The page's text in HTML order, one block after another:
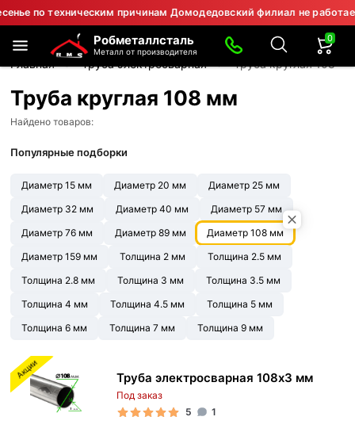
техническим причинам Домодедовский филиал не работает.
Робметаллсталь
Металл от производителя
0
Главная Труба электросварная Труба круглая 108 мм
Труба круглая 108 мм
Найдено товаров:
Популярные подборки
Диаметр 15 мм Диаметр 20 мм
Диаметр 25 мм
Диаметр 32 мм
Диаметр 40 мм
Диаметр 57 мм
Диаметр 76 мм
Диаметр 89 мм
Диаметр 108 мм
Диаметр 159 мм
Толщина 2 мм
Толщина 2.5 мм
Толщина 2.8 мм
Толщина 3 мм
Толщина 3.5 мм
Толщина 4 мм
Толщина 4.5 мм
Толщина 5 мм
Толщина 6 мм
Толщина 7 мм Толщина 9 мм
Акции Труба электросварная 108х3 мм
Под заказ
5
1